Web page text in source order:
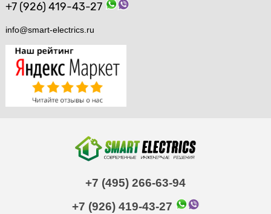
+7 (926) 419-43-27
info@smart-electrics.ru
+7 (495) 266-63-94
+7 (926) 419-43-27